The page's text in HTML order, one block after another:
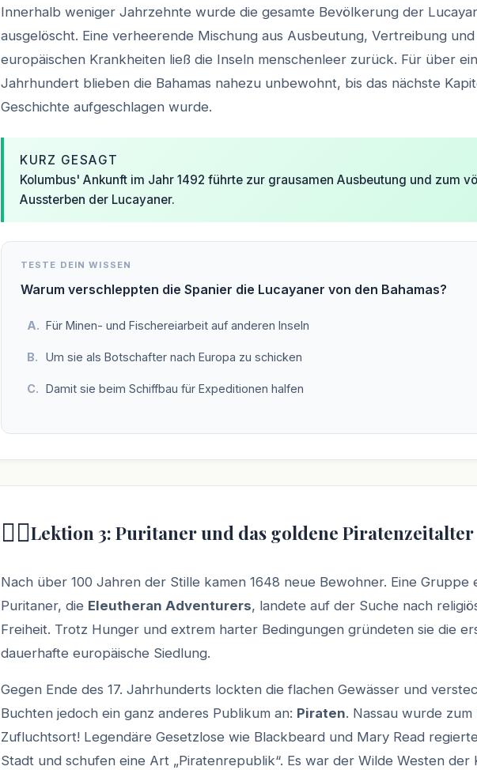
Innerhalb weniger Jahrzehnte wurde die gesamte Bevölkerung der
ausgelöscht. Eine verheerende Mischung aus Ausbeutung, Vertreibung
europäischen Krankheiten ließ die Inseln menschenleer zurück. Für über ein
Jahrhundert blieben die Bahamas nahezu unbewohnt, bis das nächste
Geschichte aufgeschlagen wurde.
KURZ GESAGT
Kolumbus' Ankunft im Jahr 1492 führte zur grausamen Ausbeutung und zum
Aussterben der Lucayaner.
TESTE DEIN WISSEN
Warum verschleppten die Spanier die Lucayaner von den Bahamas?
Für Minen- und Fischereiarbeit auf anderen Inseln
Um sie als Botschafter nach Europa zu schicken
Damit sie beim Schiffbau für Expeditionen halfen
🏴‍☠️Lektion 3: Puritaner und das goldene Piratenzeitalter
Nach über 100 Jahren der Stille kamen 1648 neue Bewohner. Eine Gruppe
Puritaner, die Eleutheran Adventurers, landete auf der Suche nach
Freiheit. Trotz Hunger und extrem harter Bedingungen gründeten sie die
dauerhafte europäische Siedlung.
Gegen Ende des 17. Jahrhunderts lockten die flachen Gewässer und
Buchten jedoch ein ganz anderes Publikum an: Piraten. Nassau wurde zum
Zufluchtsort! Legendäre Gesetzlose wie Blackbeard und Mary Read
Stadt und schufen eine Art „Piratenrepublik“. Es war der Wilde Westen der